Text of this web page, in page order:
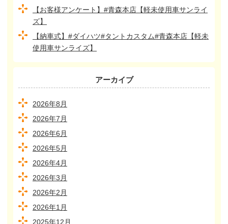
【お客様アンケート】#青森本店【軽未使用車サンライ
ズ】
【納車式】#ダイハツ#タントカスタム#青森本店【軽未
使用車サンライズ】
アーカイブ
2026年8月
2026年7月
2026年6月
2026年5月
2026年4月
2026年3月
2026年2月
2026年1月
2025年12月